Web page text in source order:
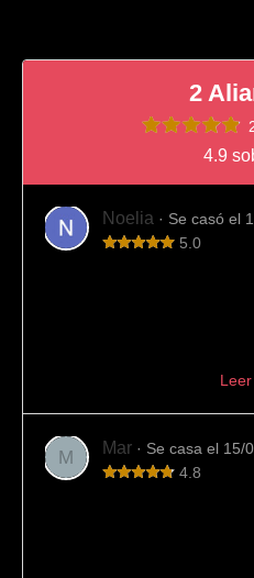
2
4.9
Noelia · Se casó el
5.0
M Mar · Se casa el 15/
4.8